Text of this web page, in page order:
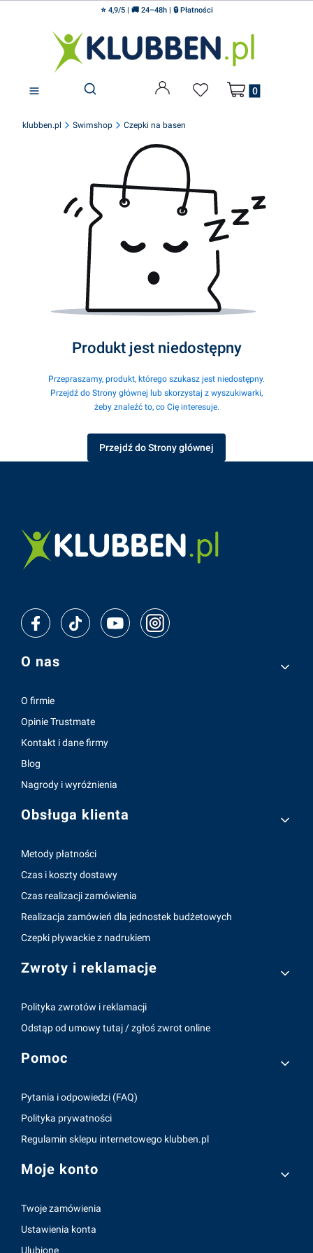
⭐ 4,9/5 | 🚚 24–48h | 🔒 Płatności
Otwórz wyszukiwarkę
Produkty w
klubben.pl Swimshop Czepki na basen
Produkt jest niedostępny
Przepraszamy, produkt, którego szukasz jest niedostępny.
Przejdź do Strony głównej lub skorzystaj z wyszukiwarki,
żeby znaleźć to, co Cię interesuje.
Przejdź do Strony głównej
Linki w stopce
O nas
O firmie
Opinie Trustmate
Kontakt i dane firmy
Blog
Nagrody i wyróżnienia
Obsługa klienta
Metody płatności
Czas i koszty dostawy
Czas realizacji zamówienia
Realizacja zamówień dla jednostek budżetowych
Czepki pływackie z nadrukiem
Zwroty i reklamacje
Polityka zwrotów i reklamacji
Odstąp od umowy tutaj / zgłoś zwrot online
Pomoc
Pytania i odpowiedzi (FAQ)
Polityka prywatności
Regulamin sklepu internetowego klubben.pl
Moje konto
Twoje zamówienia
Ustawienia konta
Ulubione